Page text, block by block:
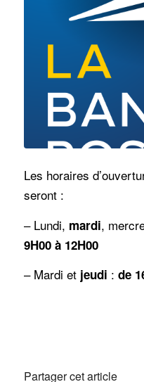
Les horaires
seront :
– Lundi, mardi,
9H00 à 12H00
– Mardi et jeudi : de
Partager cet article